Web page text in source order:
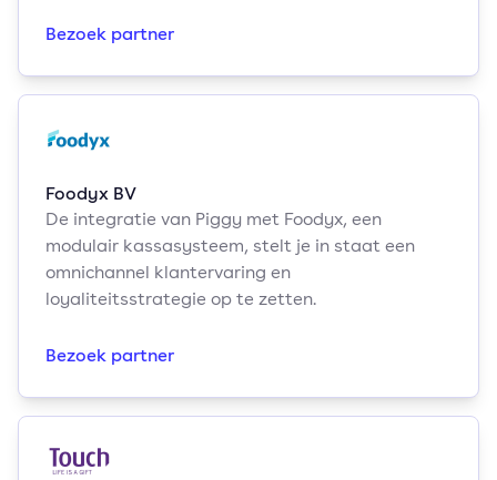
Bezoek partner
Foodyx BV
De integratie van Piggy met Foodyx, een
modulair kassasysteem, stelt je in staat een
omnichannel klantervaring en
loyaliteitsstrategie op te zetten.
Bezoek partner